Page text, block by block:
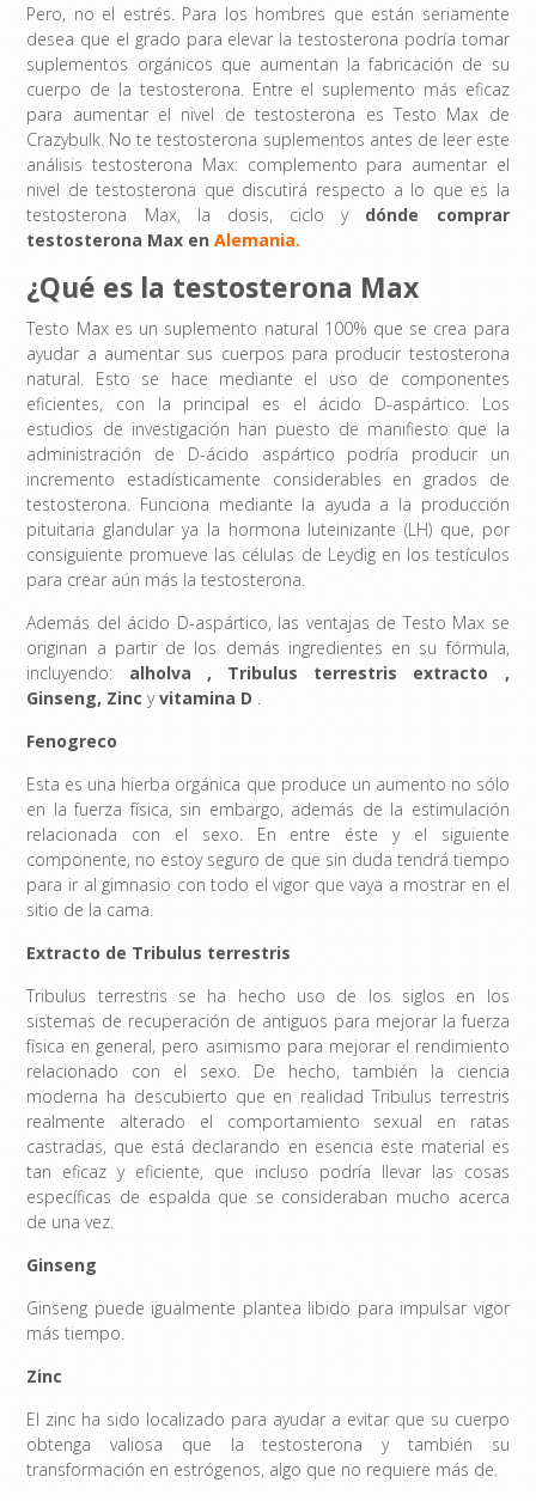
Pero, no el estrés. Para los hombres que están seriamente
desea que el grado para elevar la testosterona podría tomar
suplementos orgánicos que aumentan la fabricación de su
cuerpo de la testosterona. Entre el suplemento más eficaz
para aumentar el nivel de testosterona es Testo Max de
Crazybulk. No te testosterona suplementos antes de leer este
análisis testosterona Max: complemento para aumentar el
nivel de testosterona que discutirá respecto a lo que es la
testosterona Max, la dosis, ciclo y dónde comprar
testosterona Max enAlemania.
¿Qué es la testosterona Max
Testo Max es un suplemento natural 100% que se crea para
ayudar a aumentar sus cuerpos para producir testosterona
natural. Esto se hace mediante el uso de componentes
eficientes, con la principal es el ácido D-aspártico. Los
estudios de investigación han puesto de manifiesto que la
administración de D-ácido aspártico podría producir un
incremento estadísticamente considerables en grados de
testosterona. Funciona mediante la ayuda a la producción
pituitaria glandular ya la hormona luteinizante (LH) que, por
consiguiente promueve las células de Leydig en los testículos
para crear aún más la testosterona.
Además del ácido D-aspártico, las ventajas de Testo Max se
originan a partir de los demás ingredientes en su fórmula,
incluyendo: alholva , Tribulus terrestris extracto ,
Ginseng, Zinc yvitamina D
Fenogreco
Esta es una hierba orgánica que produce un aumento no sólo
en la fuerza física, sin embargo, además de la estimulación
relacionada con el sexo. En entre éste y el siguiente
componente, no estoy seguro de que sin duda tendrá tiempo
para ir al gimnasio con todo el vigor que vaya a mostrar en el
sitio de la cama.
Extracto de Tribulus terrestris
Tribulus terrestris se ha hecho uso de los siglos en los
sistemas de recuperación de antiguos para mejorar la fuerza
física en general, pero asimismo para mejorar el rendimiento
relacionado con el sexo. De hecho, también la ciencia
moderna ha descubierto que en realidad Tribulus terrestris
realmente alterado el comportamiento sexual en ratas
castradas, que está declarando en esencia este material es
tan eficaz y eficiente, que incluso podría llevar las cosas
específicas de espalda que se consideraban mucho acerca
de una vez.
Ginseng
Ginseng puede igualmente plantea libido para impulsar vigor
más tiempo.
Zinc
El zinc ha sido localizado para ayudar a evitar que su cuerpo
obtenga valiosa que la testosterona y también su
transformación en estrógenos, algo que no requiere más de.